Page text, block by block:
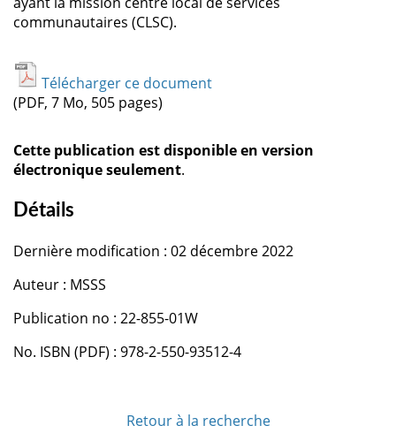
communautaires (CLSC).
Télécharger ce document
(PDF, 7 Mo, 505 pages)
Cette publication est disponible en version
électronique seulement.
Détails
Dernière modification : 02 décembre 2022
Auteur : MSSS
Publication no : 22-855-01W
No. ISBN (PDF) : 978-2-550-93512-4
Retour à la recherche